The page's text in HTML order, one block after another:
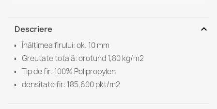
Descriere expand_more
Înălțimea firului: ok. 10 mm
Greutate totală: orotund 1,80 kg/m2
Tip de fir: 100% Polipropylen
densitate fir: 185.600 pkt/m2